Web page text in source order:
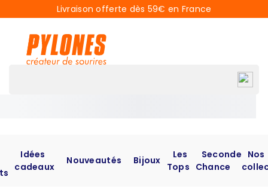
Livraison offerte dès 59€ en France
Idées
cadeaux
Nouveautés Bijoux
Les
Tops
Seconde
Chance
Nos